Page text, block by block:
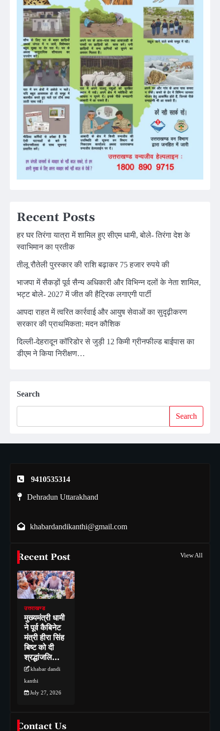
Recent Posts
हर घर तिरंगा यात्रा में शामिल हुए सीएम धामी, बोले- तिरंगा देश के
स्वाभिमान का प्रतीक
तीलू रौतेली पुरस्कार की राशि बढ़ाकर 75 हजार रुपये की
भाजपा में सैकड़ों पूर्व सैन्य अधिकारी और विभिन्न दलों के नेता शामिल,
भट्ट बोले- 2027 में जीत की हैट्रिक लगाएगी पार्टी
आपदा राहत में त्वरित कार्रवाई और आयुष सेवाओं का सुदृढ़ीकरण
सरकार की प्राथमिकता: मदन कौशिक
दिल्ली-देहरादून कॉरिडोर से जुड़ी 12 किमी ग्रीनफील्ड बाईपास का
डीएम ने किया निरीक्षण…
Search
Search
9410535314
Dehradun Uttarakhand
khabardandikanthi@gmail.com
Recent Post View All
उत्तराखण्ड
मुख्यमंत्री धामी
ने पूर्व कैबिनेट
मंत्री हीरा सिंह
बिष्ट को दी
श्रद्धांजलि…
khabar dandi
kanthi
July 27, 2026
Contact Us